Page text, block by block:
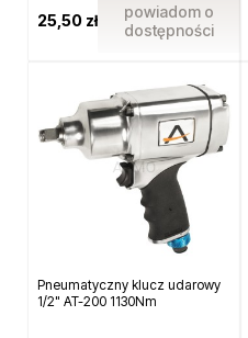
25,50 zł
powiadom o
dostępności
Pneumatyczny klucz udarowy
1/2" AT-200 1130Nm